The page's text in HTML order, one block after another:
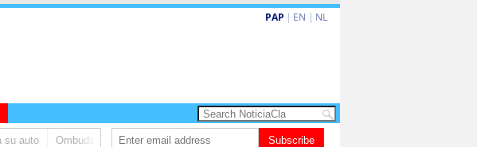
PAP | EN | NL
auto Ombudsman ta bishita barionan pa atende kehonan di ciudadano
Subscribe